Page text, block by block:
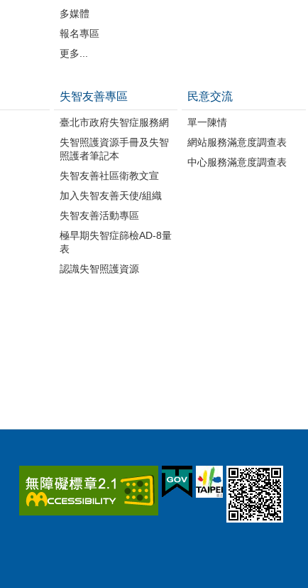
多媒體
報名專區
更多...
失智友善專區
臺北市政府失智症服務網
失智照護資源手冊及失智
照護者筆記本
失智友善社區衛教文宣
加入失智友善天使/組織
失智友善活動專區
極早期失智症篩檢AD-8量
表
認識失智照護資源
民意交流
單一陳情
網站服務滿意度調查表
中心服務滿意度調查表